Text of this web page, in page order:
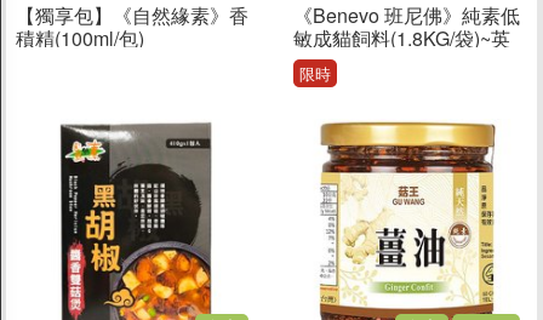
【獨享包】《自然緣素》香
積精(100ml/包)
《Benevo 班尼佛》純素低
敏成貓飼料(1.8KG/袋)~英
國素食認證 含植物牛磺酸
限時